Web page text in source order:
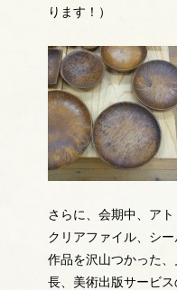
ります！）
さらに、会期中、ア
クリアファイル、シ
作品を沢山つかった
長、美術出版サービ